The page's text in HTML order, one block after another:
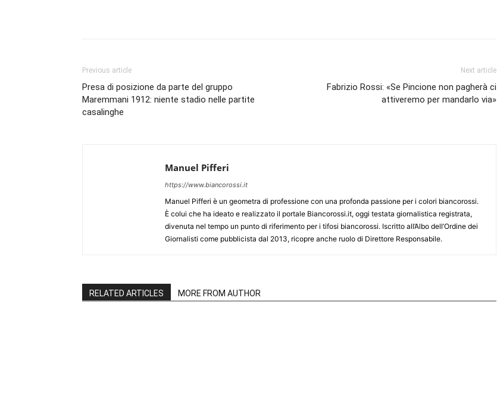
Previous article
Presa di posizione da parte del gruppo
Maremmani 1912: niente stadio nelle partite
casalinghe
Next article
Fabrizio Rossi: «Se Pincione non pagherà ci
attiveremo per mandarlo via»
Manuel Pifferi
https://www.biancorossi.it
Manuel Pifferi è un geometra di professione con una profonda passione per i colori biancorossi.
È colui che ha ideato e realizzato il portale Biancorossi.it, oggi testata giornalistica registrata,
divenuta nel tempo un punto di riferimento per i tifosi biancorossi. Iscritto all’Albo dell’Ordine dei
Giornalisti come pubblicista dal 2013, ricopre anche ruolo di Direttore Responsabile.
RELATED ARTICLES MORE FROM AUTHOR